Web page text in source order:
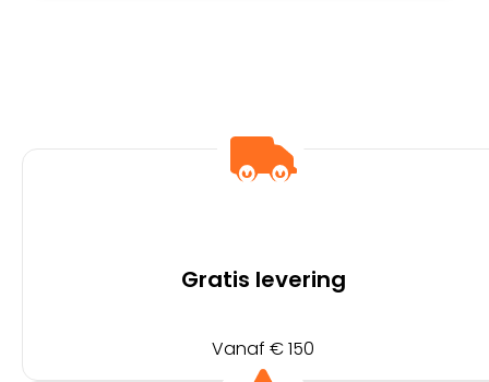
Gratis levering
Vanaf € 150